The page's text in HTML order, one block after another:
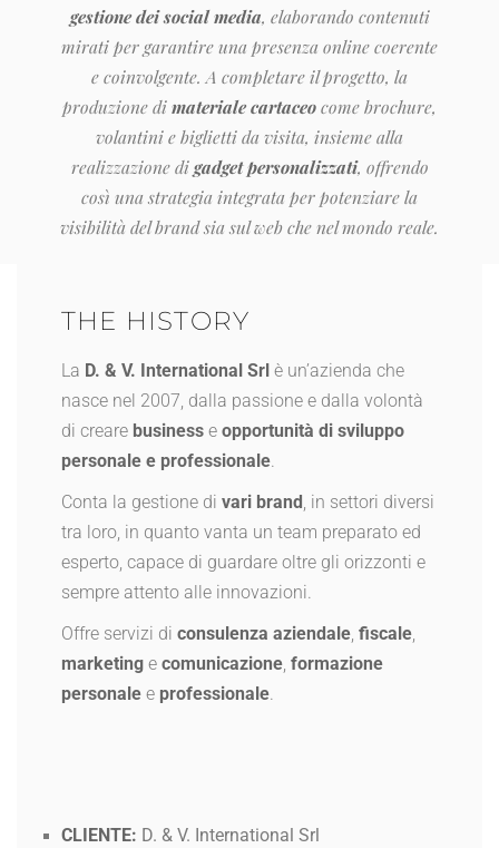
gestione dei social media, elaborando contenuti
mirati per garantire una presenza online coerente
e coinvolgente. A completare il progetto, la
produzione dimateriale cartaceocome brochure,
volantini e biglietti da visita, insieme alla
realizzazione digadget personalizzati, offrendo
così una strategia integrata per potenziare la
visibilità del brand sia sul web che nel mondo reale.
THE HISTORY
La D. & V. International Srl è un’azienda che
nasce nel 2007, dalla passione e dalla volontà
di creare business e opportunità di sviluppo
personale e professionale.
Conta la gestione di vari brand , in settori diversi
tra loro, in quanto vanta un team preparato ed
esperto, capace di guardare oltre gli orizzonti e
sempre attento alle innovazioni.
Offre servizi di consulenza aziendale, fiscale,
marketing e comunicazione, formazione
personale e professionale.
CLIENTE: D. & V. International Srl